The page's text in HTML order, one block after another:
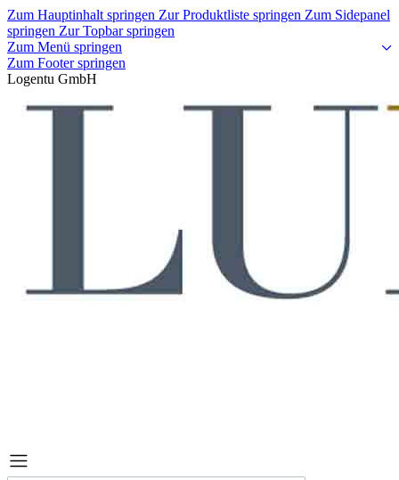
Zum Hauptinhalt springen Zur Produktliste springen Zum Sidepanel
springen Zur Topbar springen
Zum Menü springen
Zum Footer springen
Logentu GmbH